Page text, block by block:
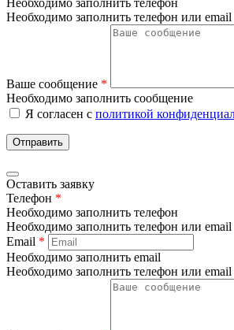
Необходимо заполнить телефон или email
Ваше сообщение *
Необходимо заполнить сообщение
Я согласен с политикой
Отправить
Оставить заявку
Телефон *
Необходимо заполнить телефон
Необходимо заполнить телефон или email
Email *
Необходимо заполнить email
Необходимо заполнить телефон или email